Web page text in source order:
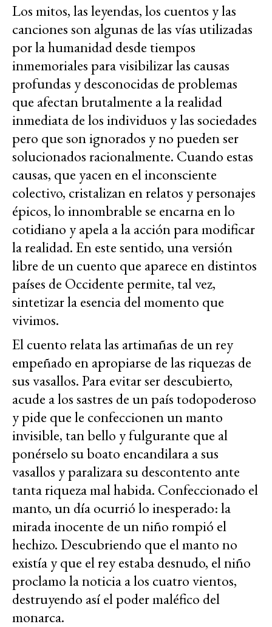
Los mitos, las leyendas, los cuentos y las
canciones son algunas de las vías utilizadas
por la humanidad desde tiempos
inmemoriales para visibilizar las causas
profundas y desconocidas de problemas
que afectan brutalmente a la realidad
inmediata de los individuos y las sociedades
pero que son ignorados y no pueden ser
solucionados racionalmente. Cuando estas
causas, que yacen en el inconsciente
colectivo, cristalizan en relatos y personajes
épicos, lo innombrable se encarna en lo
cotidiano y apela a la acción para modificar
la realidad. En este sentido, una versión
libre de un cuento que aparece en distintos
países de Occidente permite, tal vez,
sintetizar la esencia del momento que
vivimos.
El cuento relata las artimañas de un rey
empeñado en apropiarse de las riquezas de
sus vasallos. Para evitar ser descubierto,
acude a los sastres de un país todopoderoso
y pide que le confeccionen un manto
invisible, tan bello y fulgurante que al
ponérselo su boato encandilara a sus
vasallos y paralizara su descontento ante
tanta riqueza mal habida. Confeccionado el
manto, un día ocurrió lo inesperado: la
mirada inocente de un niño rompió el
hechizo. Descubriendo que el manto no
existía y que el rey estaba desnudo, el niño
proclamo la noticia a los cuatro vientos,
destruyendo así el poder maléfico del
monarca.